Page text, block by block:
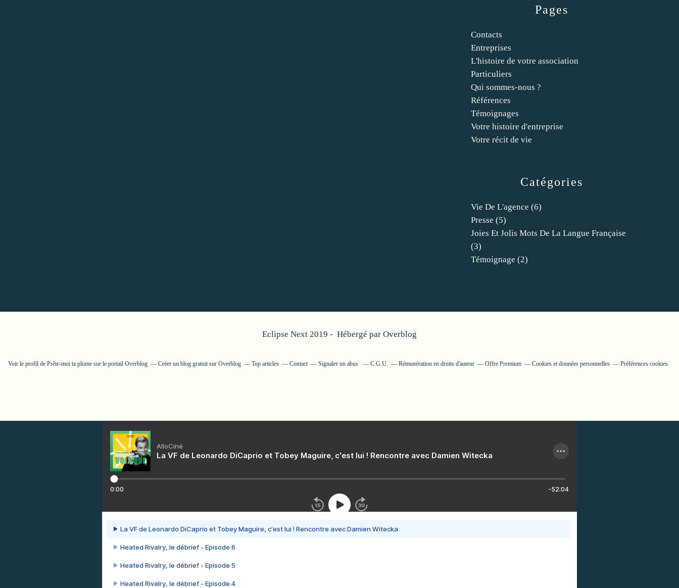
Catégories
Vie De L'agence (6)
Presse (5)
Joies Et Jolis Mots De La Langue Française
(3)
Témoignage (2)
Pages
Contacts
Entreprises
L'histoire de votre association
Particuliers
Qui sommes-nous ?
Références
Témoignages
Votre histoire d'entreprise
Votre récit de vie
Eclipse Next 2019 - Hébergé par Overblog
Voir le profil de Prête-moi ta plume sur le portail Overblog Créer un blog gratuit sur Overblog Top articles Contact Signaler un abus C.G.U. Rémunération en droits d'auteur Offre Premium Cookies et données personnelles Préférences cookies
AlloCiné
La VF de Leonardo DiCaprio et Tobey Maguire, c'est lui ! Rencontre avec Damien Witecka
0:00 -52:04
La VF de Leonardo DiCaprio et Tobey Maguire, c'est lui ! Rencontre avec Damien Witecka
Heated Rivalry, le débrief - Episode 6
Heated Rivalry, le débrief - Episode 5
Heated Rivalry, le débrief - Episode 4